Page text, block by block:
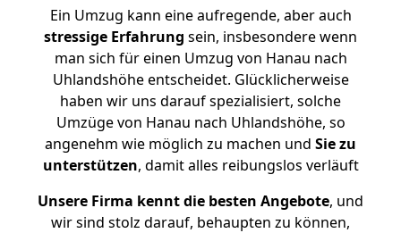
Ein Umzug kann eine aufregende, aber auch
stressige Erfahrung sein, insbesondere wenn
man sich für einen Umzug von Hanau nach
Uhlandshöhe entscheidet. Glücklicherweise
haben wir uns darauf spezialisiert, solche
Umzüge von Hanau nach Uhlandshöhe, so
angenehm wie möglich zu machen und Sie zu
unterstützen, damit alles reibungslos verläuft
Unsere Firma kennt die besten Angebote, und
wir sind stolz darauf, behaupten zu können,